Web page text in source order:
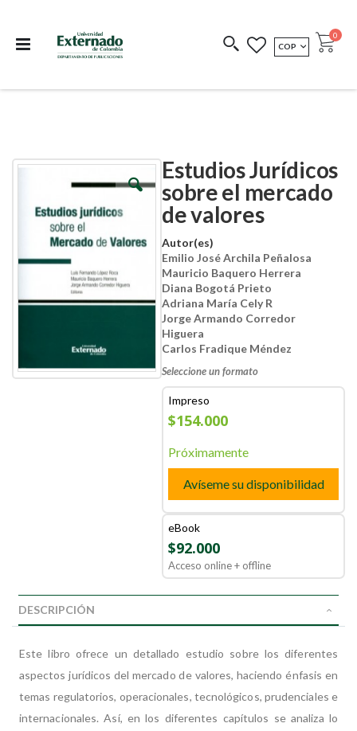
COEDICIONES REDIMIR CÓDIGO
MONEDA
COP Cart
0
Estudios Jurídicos
sobre el mercado
de valores
Autor(es)
Emilio José Archila Peñalosa
Mauricio Baquero Herrera
Diana Bogotá Prieto
Adriana María Cely R
Jorge Armando Corredor
Higuera
Carlos Fradique Méndez
Seleccione un formato
Impreso
$154.000
Próximamente
Avíseme su disponibilidad
eBook
$92.000
Acceso online + offline
Skip
gallery
Skip
beginning
gallery
DESCRIPCIÓN
Este libro ofrece un detallado estudio sobre los diferentes
aspectos jurídicos del mercado de valores, haciendo énfasis en
temas regulatorios, operacionales, tecnológicos, prudenciales e
internacionales. Así, en los diferentes capítulos se analiza lo